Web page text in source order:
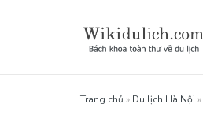
Trang chủ » Du lịch Hà Nội »